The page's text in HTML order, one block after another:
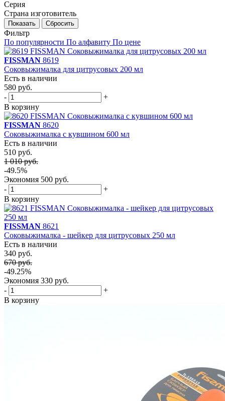
Серия
Страна изготовитель
Фильтр
По популярности По алфавиту По цене
FISSMAN 8619
Соковыжималка для цитрусовых 200 мл
Есть в наличии
580 руб.
-
+
В корзину
FISSMAN 8620
Соковыжималка с кувшином 600 мл
Есть в наличии
510 руб.
1 010 руб.
-49.5%
Экономия 500 руб.
-
+
В корзину
FISSMAN 8621
Соковыжималка - шейкер для цитрусовых 250 мл
Есть в наличии
340 руб.
670 руб.
-49.25%
Экономия 330 руб.
-
+
В корзину